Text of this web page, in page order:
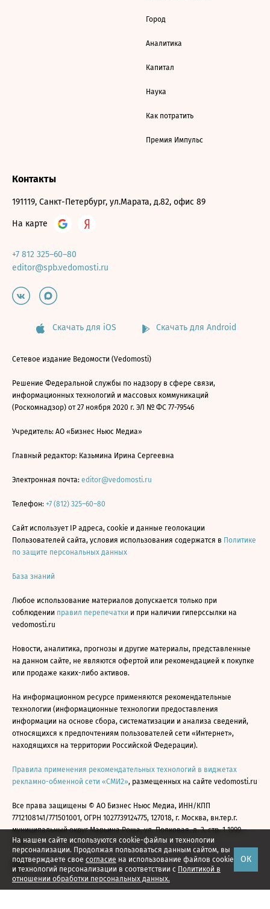
На нашем сайте используются cookie-файлы и технологии
персонализации. Продолжая пользоваться данным сайтом, вы
подтверждаете свое согласие на использование файлов cookie
и технологий персонализации в соответствии с Политикой в
отношении обработки персональных данных.
ОК
Город
Аналитика
Капитал
Наука
Как потратить
Премия Импульс
Контакты
191119, Санкт-Петербург, ул.Марата, д.82, офис 89
На карте
+7 812 325–60–80
editor@spb.vedomosti.ru
Скачать для iOS Скачать для Android
Сетевое издание Ведомости (Vedomosti)
Решение Федеральной службы по надзору в сфере связи,
информационных технологий и массовых коммуникаций
(Роскомнадзор) от 27 ноября 2020 г. ЭЛ № ФС 77-79546
Учредитель: АО «Бизнес Ньюс Медиа»
Главный редактор: Казьмина Ирина Сергеевна
Электронная почта: editor@vedomosti.ru
Телефон: +7 (812) 325–60–80
Сайт использует IP адреса, cookie и данные геолокации
Пользователей сайта, условия использования содержатся в Политике
по защите персональных данных
База знаний
Любое использование материалов допускается только при
соблюдении правил перепечатки и при наличии гиперссылки на
vedomosti.ru
Новости, аналитика, прогнозы и другие материалы, представленные
на данном сайте, не являются офертой или рекомендацией к покупке
или продаже каких-либо активов.
На информационном ресурсе применяются рекомендательные
технологии (информационные технологии предоставления
информации на основе сбора, систематизации и анализа сведений,
относящихся к предпочтениям пользователей сети «Интернет»,
находящихся на территории Российской Федерации).
Правила применения рекомендательных технологий в виджетах
рекламно-обменной сети «СМИ2», размещенных на сайте vedomosti.ru
Все права защищены © АО Бизнес Ньюс Медиа, ИНН/КПП
7712108141/771501001, ОГРН 1027739124775, 127018, г. Москва, вн.тер.г.
муниципальный округ Марьина Роща, ул. Полковая, д. 3, стр. 1 1999—
2026